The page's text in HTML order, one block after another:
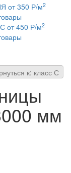
от 350 Р/м2
от 450 Р/м2
к: класс С
мм